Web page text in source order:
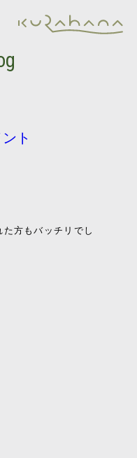
ト
方もバッチリでし